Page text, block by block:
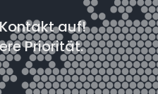
auf!
Priorität.